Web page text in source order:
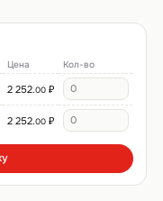
Цена Кол-во
2 252.00₽
2 252.00₽